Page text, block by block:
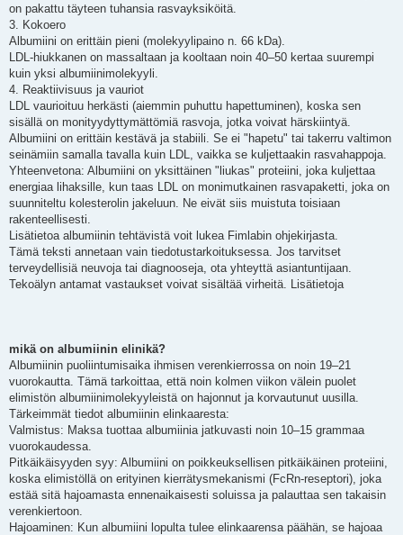
on pakattu täyteen tuhansia rasvayksiköitä.
3. Kokoero
Albumiini on erittäin pieni (molekyylipaino n. 66 kDa).
LDL-hiukkanen on massaltaan ja kooltaan noin 40–50 kertaa suurempi
kuin yksi albumiinimolekyyli.
4. Reaktiivisuus ja vauriot
LDL vaurioituu herkästi (aiemmin puhuttu hapettuminen), koska sen
sisällä on monityydyttymättömiä rasvoja, jotka voivat härskiintyä.
Albumiini on erittäin kestävä ja stabiili. Se ei "hapetu" tai takerru valtimon
seinämiin samalla tavalla kuin LDL, vaikka se kuljettaakin rasvahappoja.
Yhteenvetona: Albumiini on yksittäinen "liukas" proteiini, joka kuljettaa
energiaa lihaksille, kun taas LDL on monimutkainen rasvapaketti, joka on
suunniteltu kolesterolin jakeluun. Ne eivät siis muistuta toisiaan
rakenteellisesti.
Lisätietoa albumiinin tehtävistä voit lukea Fimlabin ohjekirjasta.
Tämä teksti annetaan vain tiedotustarkoituksessa. Jos tarvitset
terveydellisiä neuvoja tai diagnooseja, ota yhteyttä asiantuntijaan.
Tekoälyn antamat vastaukset voivat sisältää virheitä. Lisätietoja
mikä on albumiinin elinikä?
Albumiinin puoliintumisaika ihmisen verenkierrossa on noin 19–21
vuorokautta. Tämä tarkoittaa, että noin kolmen viikon välein puolet
elimistön albumiinimolekyyleistä on hajonnut ja korvautunut uusilla.
Tärkeimmät tiedot albumiinin elinkaaresta:
Valmistus: Maksa tuottaa albumiinia jatkuvasti noin 10–15 grammaa
vuorokaudessa.
Pitkäikäisyyden syy: Albumiini on poikkeuksellisen pitkäikäinen proteiini,
koska elimistöllä on erityinen kierrätysmekanismi (FcRn-reseptori), joka
estää sitä hajoamasta ennenaikaisesti soluissa ja palauttaa sen takaisin
verenkiertoon.
Hajoaminen: Kun albumiini lopulta tulee elinkaarensa päähän, se hajoaa